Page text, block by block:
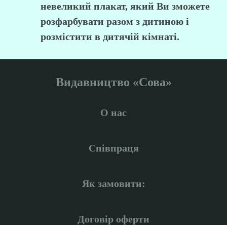
невеликий плакат, який Ви зможете
розфарбувати разом з дитиною і
розмістити в дитячій кімнаті.
Видавництво «Сова»
О нас
Співпраця
Як замовити:
Договір оферти